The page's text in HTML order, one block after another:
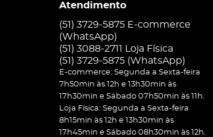
Atendimento
(51) 3729-5875 E-commerce
(WhatsApp)
(51) 3088-2711 Loja Física
(51) 3729-5875 (WhatsApp)
E-commerce: Segunda a Sexta-feira
7h50min às 12h e 13h30min às
17h30min e Sábado 07h50min às 11h.
Loja Física: Segunda a Sexta-feira
8h15min às 12h e 13h30min às
17h45min e Sábado 08h30min às 12h.